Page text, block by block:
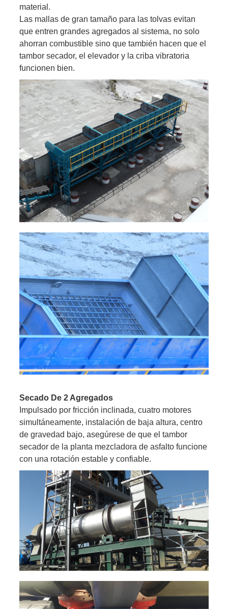
material.
Las mallas de gran tamaño para las tolvas evitan
que entren grandes agregados al sistema, no solo
ahorran combustible sino que también hacen que el
tambor secador, el elevador y la criba vibratoria
funcionen bien.
Secado De 2 Agregados
Impulsado por fricción inclinada, cuatro motores
simultáneamente, instalación de baja altura, centro
de gravedad bajo, asegúrese de que el tambor
secador de la planta mezcladora de asfalto funcione
con una rotación estable y confiable.